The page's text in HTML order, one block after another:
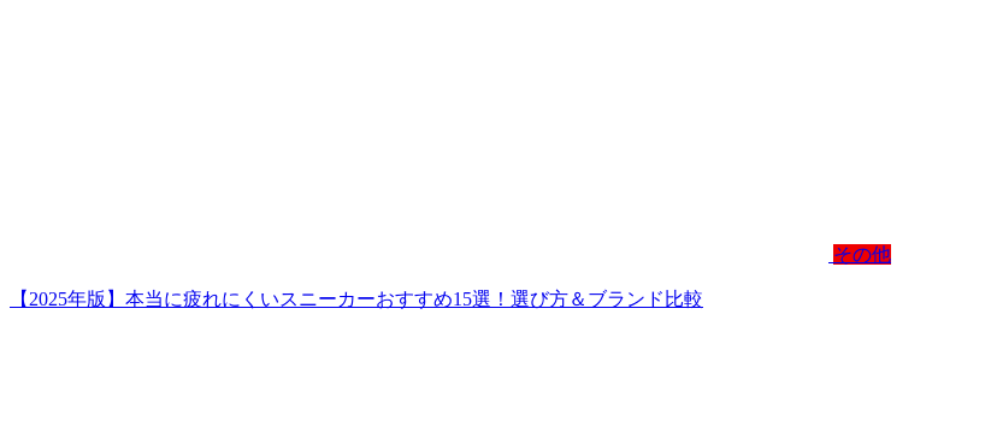
その他
【2025年版】本当に疲れにくいスニーカーおすすめ15選！選び方＆ブランド比較